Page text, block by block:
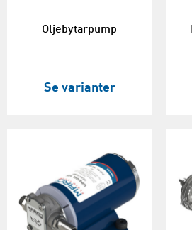
Oljebytarpump
Se varianter